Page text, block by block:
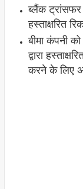
ब्लैंक ट्रांसफर
हस्ताक्षरित
बीमा कंपनी
द्वारा
करने के लिए